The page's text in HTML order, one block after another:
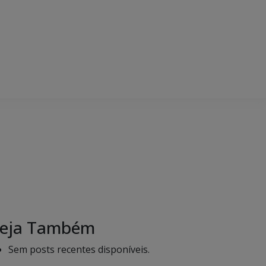
Também
Sem posts recentes disponíveis.